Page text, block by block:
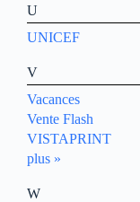
U
UNICEF
V
Vacances
Vente Flash
VISTAPRINT
plus »
W